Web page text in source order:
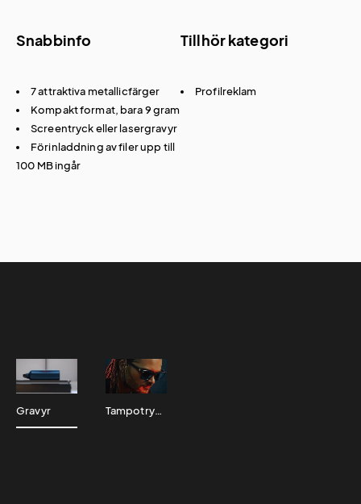
Snabbinfo
7 attraktiva metallicfärger
Kompakt format, bara 9 gram
Screentryck eller lasergravyr
Förinladdning av filer upp till
100 MB ingår
Tillhör kategori
Profilreklam
Gravyr Tampotryck